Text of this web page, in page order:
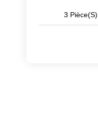
3 Pièce(s)